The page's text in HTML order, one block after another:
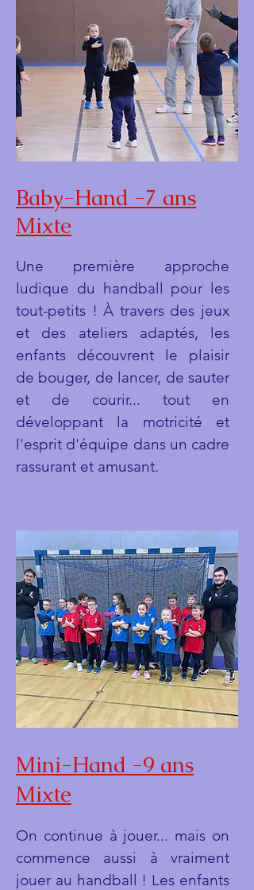
Baby-Hand -7 ans
Mixte
Une première approche
ludique du handball pour les
tout-petits ! À travers des jeux
et des ateliers adaptés, les
enfants découvrent le plaisir
de bouger, de lancer, de sauter
et de courir... tout en
développant la motricité et
l'esprit d'équipe dans un cadre
rassurant et amusant.
Mini-Hand -9 ans
Mixte
On continue à jouer... mais on
commence aussi à vraiment
jouer au handball ! Les enfants